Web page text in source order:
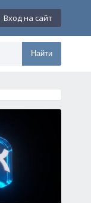
Вход на сайт
Найти